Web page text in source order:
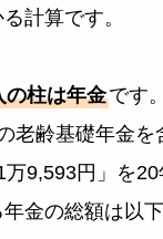
計算です。
の柱は年金です
老齢基礎年金を
9,593円」を
金の総額は以下